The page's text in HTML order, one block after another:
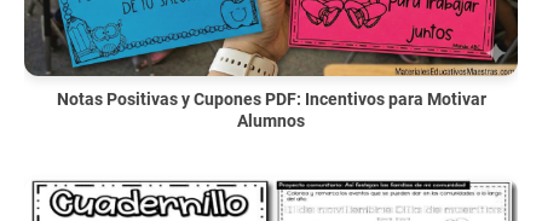
Notas Positivas y Cupones PDF: Incentivos para Motivar
Alumnos